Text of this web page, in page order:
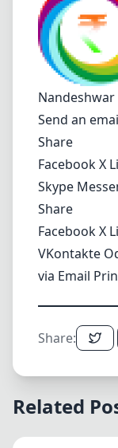
Nandeshwar
Send an
Share
FacebookX
Skype
Share
FacebookX
VKontakte
via Email
Share:
Related